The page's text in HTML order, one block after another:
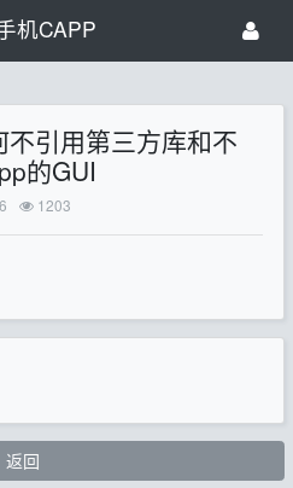
机CAPP
不引用第三方库和不
的GUI
1203
返回